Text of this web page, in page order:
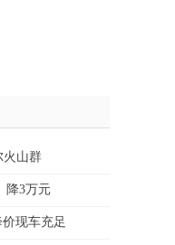
火山群
降3万元
现车充足